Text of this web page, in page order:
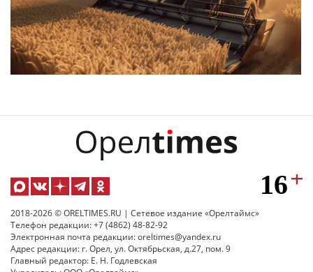
2018-2026 © ORELTIMES.RU | Сетевое издание «Орелтаймс»
Телефон редакции: +7 (4862) 48-82-92
Электронная почта редакции: oreltimes@yandex.ru
Адрес редакции: г. Орел, ул. Октябрьская, д.27, пом. 9
Главный редактор: Е. Н. Годлевская